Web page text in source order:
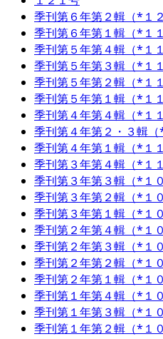
季刊第６年第２輯（*１
季刊第６年第１輯（*１
季刊第５年第４輯（*１
季刊第５年第３輯（*１
季刊第５年第２輯（*１
季刊第５年第１輯（*１
季刊第４年第４輯（*１
季刊第４年第２・３輯（
季刊第４年第１輯（*１
季刊第３年第４輯（*１
季刊第３年第３輯（*１
季刊第３年第２輯（*１
季刊第３年第１輯（*１
季刊第２年第４輯（*１
季刊第２年第３輯（*１
季刊第２年第２輯（*１
季刊第２年第１輯（*１
季刊第１年第４輯（*１
季刊第１年第３輯（*１
季刊第１年第２輯（*１